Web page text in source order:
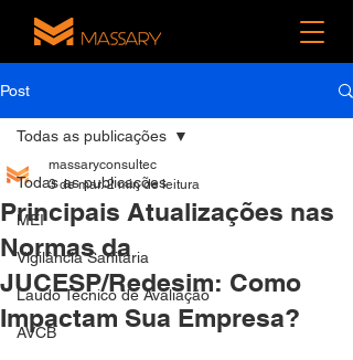
Post
Todas as publicações
MEI
Vigilância Sanitária
Laudo Técnico de Avaliação
AVCB
Todas as publicações
Principais Atualizações nas
Normas da
JUCESP/Redesim: Como
Impactam Sua Empresa?
massaryconsultec
3 de mar. 2 min de leitura